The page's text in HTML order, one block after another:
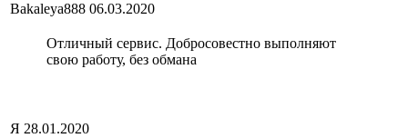
Bakaleya888 06.03.2020
Отличный сервис. Добросовестно выполняют
свою работу, без обмана
Я 28.01.2020